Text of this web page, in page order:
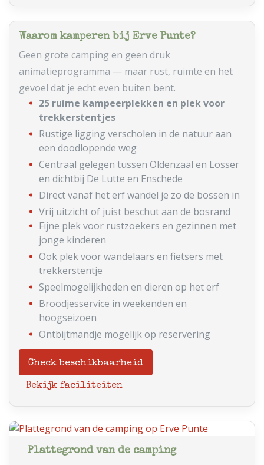
Waarom kamperen bij Erve Punte?
Geen grote camping en geen druk
animatieprogramma — maar rust, ruimte en het
gevoel dat je echt even buiten bent.
25 ruime kampeerplekken en plek voor
trekkerstentjes
Rustige ligging verscholen in de natuur aan
een doodlopende weg
Centraal gelegen tussen Oldenzaal en Losser
en dichtbij De Lutte en Enschede
Direct vanaf het erf wandel je zo de bossen in
Vrij uitzicht of juist beschut aan de bosrand
Fijne plek voor rustzoekers en gezinnen met
jonge kinderen
Ook plek voor wandelaars en fietsers met
trekkerstentje
Speelmogelijkheden en dieren op het erf
Broodjesservice in weekenden en
hoogseizoen
Ontbijtmandje mogelijk op reservering
Check beschikbaarheid
Bekijk faciliteiten
Plattegrond van de camping